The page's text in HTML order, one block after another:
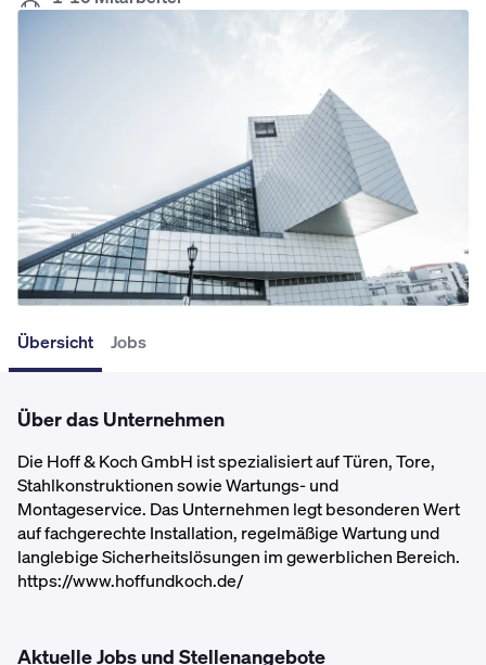
Übersicht Jobs
Über das Unternehmen
Die Hoff & Koch GmbH ist spezialisiert auf Türen, Tore,
Stahlkonstruktionen sowie Wartungs- und
Montageservice. Das Unternehmen legt besonderen Wert
auf fachgerechte Installation, regelmäßige Wartung und
langlebige Sicherheitslösungen im gewerblichen Bereich.
https://www.hoffundkoch.de/
Aktuelle Jobs und Stellenangebote